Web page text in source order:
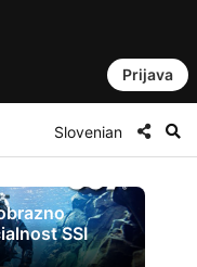
Prijava
Slovenian
SSI